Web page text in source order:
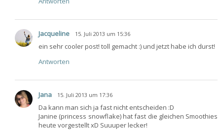
Jacqueline 15. Juli 2013 um 15:36
ein sehr cooler post! toll gemacht :) und jetzt habe ich durst!
Antworten
Jana 15. Juli 2013 um 17:36
Da kann man sich ja fast nicht entscheiden :D
Janine (princess snowflake) hat fast die gleichen Smoothies
heute vorgestellt xD Suuuper lecker!